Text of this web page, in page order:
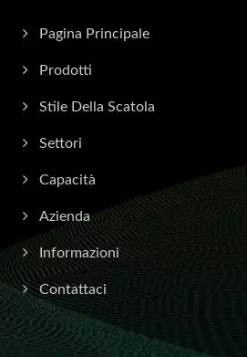
Pagina Principale
Prodotti
Stile Della Scatola
Settori
Capacità
Azienda
Informazioni
Contattaci